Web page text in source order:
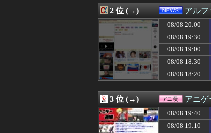
08/08 20:00
男をゲイ化
08/08 20:00
【にじさん
08/08 20:00
妹「お兄ち
08/08 20:00
【ラブライ
08/08 20:00
ラーメン屋
08/08 20:00
【画像あり
08/08 20:00
後呂有紗ア
08/08 20:00
【クレーマ
08/08 20:00
ヒコロヒー
08/08 20:00
【放送事故
08/08 20:00
「神聖なる
08/08 20:00
【画像】セ
08/08 20:00
外国人「韓
08/08 20:00
バンナム社
2 位 (→) アルフ
08/08 20:00
08/08 19:30
08/08 19:00
08/08 18:30
08/08 18:20
3 位 (→) アニゲ
08/08 19:40
08/08 19:10